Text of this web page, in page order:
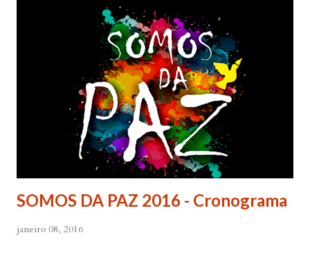
Encontro tocamos a cada dia. O trabalho é concreto, os frutos
são visíveis. Aqui nossa loucura de dar tudo pelo Senhor se
fortalece com a solidez da formação, aprofundamos o
chamado e é lindo ver as pessoas se transformando no que
elas realmente são. A construção de homens e mulheres de
Deus se dá pela convivência diária, pela graça que se
movimenta constante, uma espiritualidade perene e autêntica.
Somos cumulados de um tesouro incalculável...
SOMOS DA PAZ 2016 - Cronograma
janeiro 08, 2016